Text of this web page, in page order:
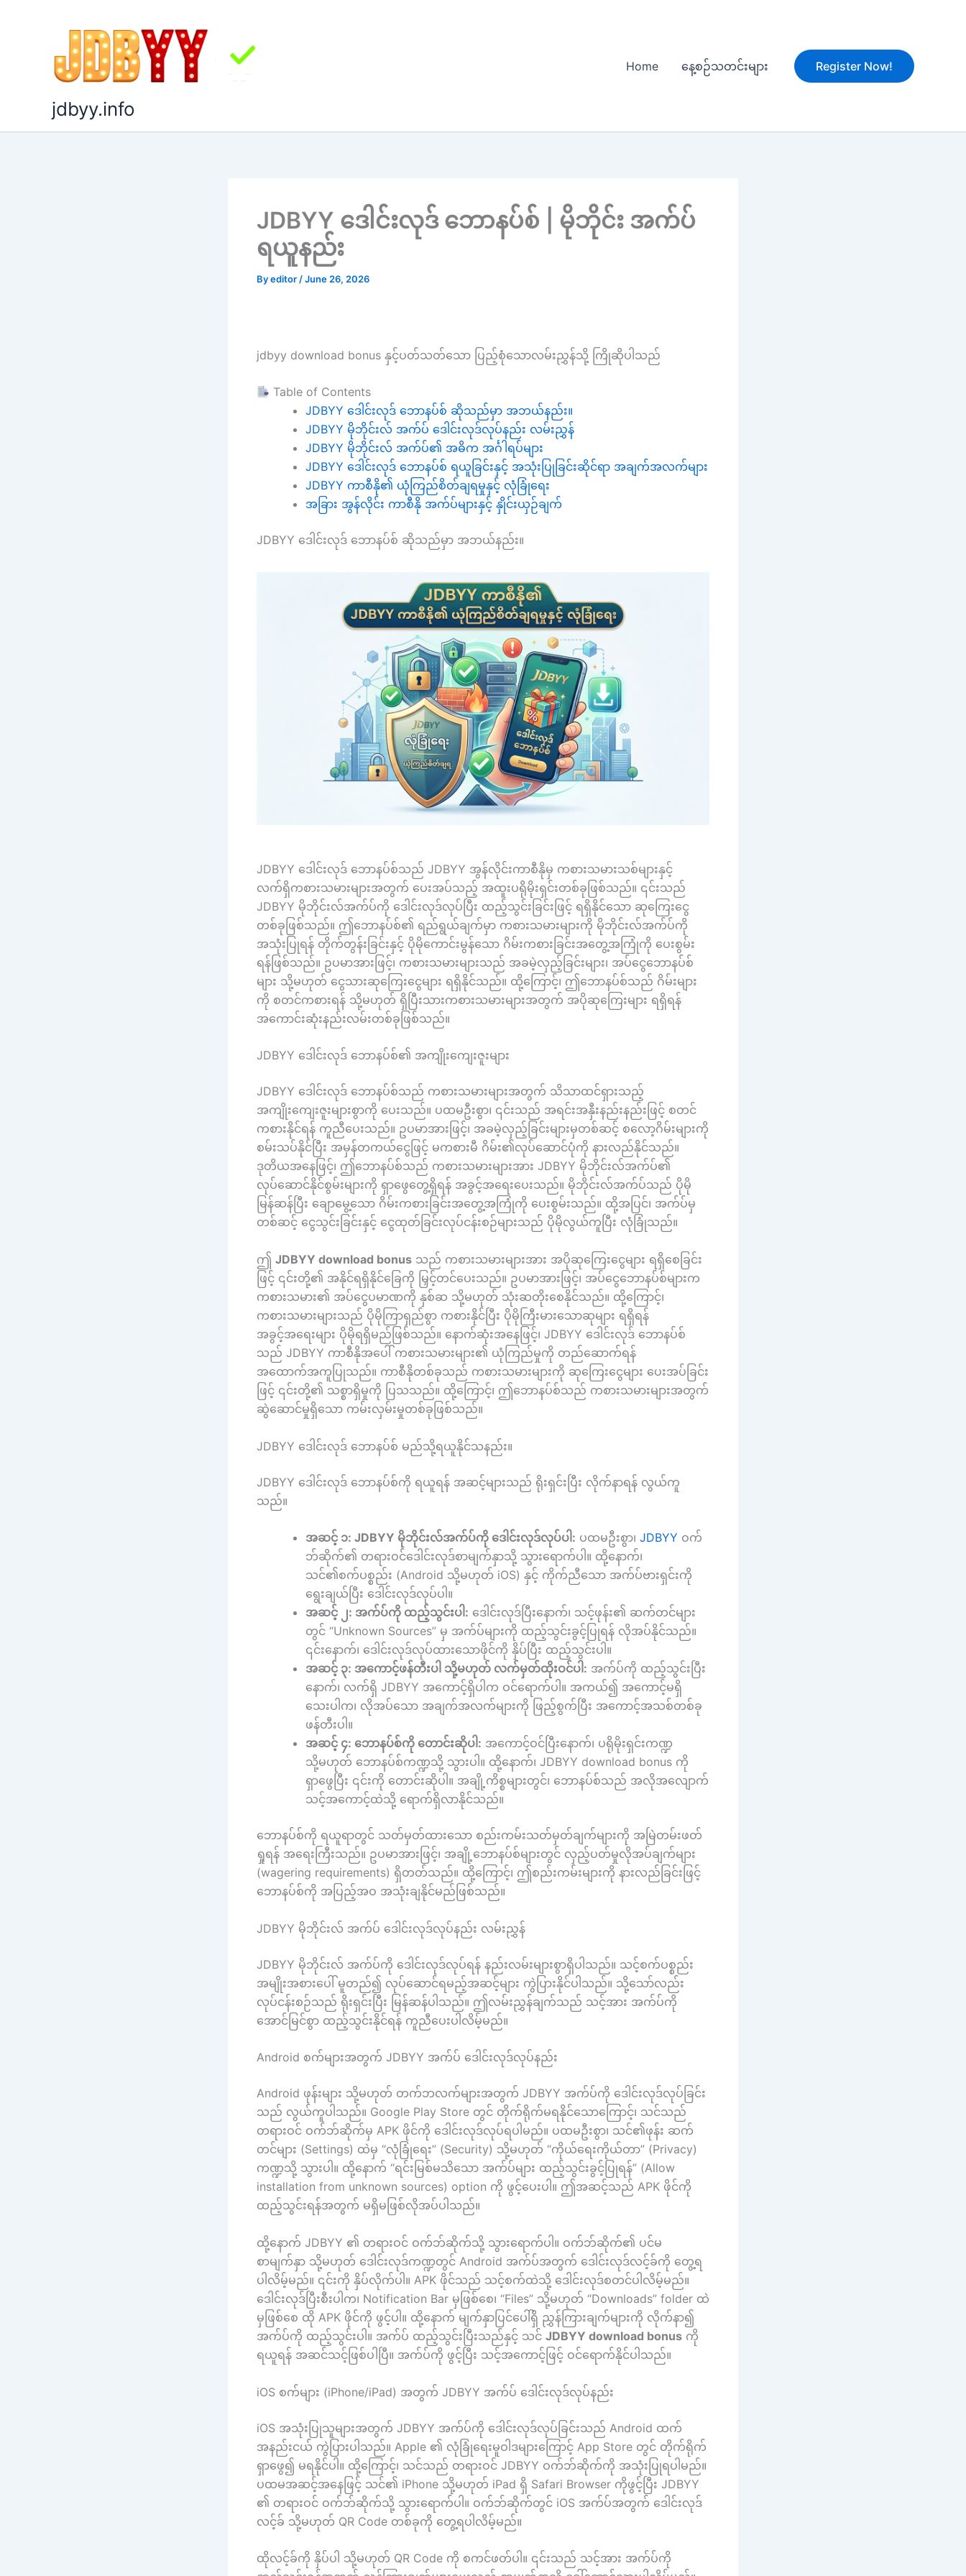
jdbyy.info
Home နေ့စဉ်သတင်းများ Register Now!
JDBYY ဒေါင်းလုဒ် ဘောနပ်စ် | မိုဘိုင်း အက်ပ်
ရယူနည်း
Byeditor /June 26, 2026
jdbyy download bonus နှင့်ပတ်သတ်သော ပြည့်စုံသောလမ်းညွှန်သို့ ကြိုဆိုပါသည်
Table of Contents
JDBYY ဒေါင်းလုဒ် ဘောနပ်စ် ဆိုသည်မှာ အဘယ်နည်း။
JDBYY မိုဘိုင်းလ် အက်ပ် ဒေါင်းလုဒ်လုပ်နည်း လမ်းညွှန်
JDBYY မိုဘိုင်းလ် အက်ပ်၏ အဓိက အင်္ဂါရပ်များ
JDBYY ဒေါင်းလုဒ် ဘောနပ်စ် ရယူခြင်းနှင့် အသုံးပြုခြင်းဆိုင်ရာ အချက်အလက်များ
JDBYY ကာစီနို၏ ယုံကြည်စိတ်ချရမှုနှင့် လုံခြုံရေး
အခြား အွန်လိုင်း ကာစီနို အက်ပ်များနှင့် နှိုင်းယှဉ်ချက်
JDBYY ဒေါင်းလုဒ် ဘောနပ်စ် ဆိုသည်မှာ အဘယ်နည်း။
JDBYY ဒေါင်းလုဒ် ဘောနပ်စ်သည် JDBYY အွန်လိုင်းကာစီနိုမှ ကစားသမားသစ်များနှင့်
လက်ရှိကစားသမားများအတွက် ပေးအပ်သည့် အထူးပရိုမိုးရှင်းတစ်ခုဖြစ်သည်။ ၎င်းသည်
JDBYY မိုဘိုင်းလ်အက်ပ်ကို ဒေါင်းလုဒ်လုပ်ပြီး ထည့်သွင်းခြင်းဖြင့် ရရှိနိုင်သော ဆုကြေးငွေ
တစ်ခုဖြစ်သည်။ ဤဘောနပ်စ်၏ ရည်ရွယ်ချက်မှာ ကစားသမားများကို မိုဘိုင်းလ်အက်ပ်ကို
အသုံးပြုရန် တိုက်တွန်းခြင်းနှင့် ပိုမိုကောင်းမွန်သော ဂိမ်းကစားခြင်းအတွေ့အကြုံကို ပေးစွမ်း
ရန်ဖြစ်သည်။ ဥပမာအားဖြင့်၊ ကစားသမားများသည် အခမဲ့လှည့်ခြင်းများ၊ အပ်ငွေဘောနပ်စ်
များ သို့မဟုတ် ငွေသားဆုကြေးငွေများ ရရှိနိုင်သည်။ ထို့ကြောင့်၊ ဤဘောနပ်စ်သည် ဂိမ်းများ
ကို စတင်ကစားရန် သို့မဟုတ် ရှိပြီးသားကစားသမားများအတွက် အပိုဆုကြေးများ ရရှိရန်
အကောင်းဆုံးနည်းလမ်းတစ်ခုဖြစ်သည်။
JDBYY ဒေါင်းလုဒ် ဘောနပ်စ်၏ အကျိုးကျေးဇူးများ
JDBYY ဒေါင်းလုဒ် ဘောနပ်စ်သည် ကစားသမားများအတွက် သိသာထင်ရှားသည့်
အကျိုးကျေးဇူးများစွာကို ပေးသည်။ ပထမဦးစွာ၊ ၎င်းသည် အရင်းအနှီးနည်းနည်းဖြင့် စတင်
ကစားနိုင်ရန် ကူညီပေးသည်။ ဥပမာအားဖြင့်၊ အခမဲ့လှည့်ခြင်းများမှတစ်ဆင့် စလော့ဂိမ်းများကို
စမ်းသပ်နိုင်ပြီး အမှန်တကယ်ငွေဖြင့် မကစားမီ ဂိမ်း၏လုပ်ဆောင်ပုံကို နားလည်နိုင်သည်။
ဒုတိယအနေဖြင့်၊ ဤဘောနပ်စ်သည် ကစားသမားများအား JDBYY မိုဘိုင်းလ်အက်ပ်၏
လုပ်ဆောင်နိုင်စွမ်းများကို ရှာဖွေတွေ့ရှိရန် အခွင့်အရေးပေးသည်။ မိုဘိုင်းလ်အက်ပ်သည် ပိုမို
မြန်ဆန်ပြီး ချောမွေ့သော ဂိမ်းကစားခြင်းအတွေ့အကြုံကို ပေးစွမ်းသည်။ ထို့အပြင်၊ အက်ပ်မှ
တစ်ဆင့် ငွေသွင်းခြင်းနှင့် ငွေထုတ်ခြင်းလုပ်ငန်းစဉ်များသည် ပိုမိုလွယ်ကူပြီး လုံခြုံသည်။
ဤ JDBYY download bonus သည် ကစားသမားများအား အပိုဆုကြေးငွေများ ရရှိစေခြင်း
ဖြင့် ၎င်းတို့၏ အနိုင်ရရှိနိုင်ခြေကို မြှင့်တင်ပေးသည်။ ဥပမာအားဖြင့်၊ အပ်ငွေဘောနပ်စ်များက
ကစားသမား၏ အပ်ငွေပမာဏကို နှစ်ဆ သို့မဟုတ် သုံးဆတိုးစေနိုင်သည်။ ထို့ကြောင့်၊
ကစားသမားများသည် ပိုမိုကြာရှည်စွာ ကစားနိုင်ပြီး ပိုမိုကြီးမားသောဆုများ ရရှိရန်
အခွင့်အရေးများ ပိုမိုရရှိမည်ဖြစ်သည်။ နောက်ဆုံးအနေဖြင့်၊ JDBYY ဒေါင်းလုဒ် ဘောနပ်စ်
သည် JDBYY ကာစီနိုအပေါ် ကစားသမားများ၏ ယုံကြည်မှုကို တည်ဆောက်ရန်
အထောက်အကူပြုသည်။ ကာစီနိုတစ်ခုသည် ကစားသမားများကို ဆုကြေးငွေများ ပေးအပ်ခြင်း
ဖြင့် ၎င်းတို့၏ သစ္စာရှိမှုကို ပြသသည်။ ထို့ကြောင့်၊ ဤဘောနပ်စ်သည် ကစားသမားများအတွက်
ဆွဲဆောင်မှုရှိသော ကမ်းလှမ်းမှုတစ်ခုဖြစ်သည်။
JDBYY ဒေါင်းလုဒ် ဘောနပ်စ် မည်သို့ရယူနိုင်သနည်း။
JDBYY ဒေါင်းလုဒ် ဘောနပ်စ်ကို ရယူရန် အဆင့်များသည် ရိုးရှင်းပြီး လိုက်နာရန် လွယ်ကူ
သည်။
အဆင့် ၁: JDBYY မိုဘိုင်းလ်အက်ပ်ကို ဒေါင်းလုဒ်လုပ်ပါ: ပထမဦးစွာ၊ JDBYY ဝက်
ဘ်ဆိုက်၏ တရားဝင်ဒေါင်းလုဒ်စာမျက်နှာသို့ သွားရောက်ပါ။ ထို့နောက်၊
သင်၏စက်ပစ္စည်း (Android သို့မဟုတ် iOS) နှင့် ကိုက်ညီသော အက်ပ်ဗားရှင်းကို
ရွေးချယ်ပြီး ဒေါင်းလုဒ်လုပ်ပါ။
အဆင့် ၂: အက်ပ်ကို ထည့်သွင်းပါ: ဒေါင်းလုဒ်ပြီးနောက်၊ သင့်ဖုန်း၏ ဆက်တင်များ
တွင် “Unknown Sources” မှ အက်ပ်များကို ထည့်သွင်းခွင့်ပြုရန် လိုအပ်နိုင်သည်။
၎င်းနောက်၊ ဒေါင်းလုဒ်လုပ်ထားသောဖိုင်ကို နှိပ်ပြီး ထည့်သွင်းပါ။
အဆင့် ၃: အကောင့်ဖန်တီးပါ သို့မဟုတ် လက်မှတ်ထိုးဝင်ပါ: အက်ပ်ကို ထည့်သွင်းပြီး
နောက်၊ လက်ရှိ JDBYY အကောင့်ရှိပါက ဝင်ရောက်ပါ။ အကယ်၍ အကောင့်မရှိ
သေးပါက၊ လိုအပ်သော အချက်အလက်များကို ဖြည့်စွက်ပြီး အကောင့်အသစ်တစ်ခု
ဖန်တီးပါ။
အဆင့် ၄: ဘောနပ်စ်ကို တောင်းဆိုပါ: အကောင့်ဝင်ပြီးနောက်၊ ပရိုမိုးရှင်းကဏ္ဍ
သို့မဟုတ် ဘောနပ်စ်ကဏ္ဍသို့ သွားပါ။ ထို့နောက်၊ JDBYY download bonus ကို
ရှာဖွေပြီး ၎င်းကို တောင်းဆိုပါ။ အချို့ကိစ္စများတွင်၊ ဘောနပ်စ်သည် အလိုအလျောက်
သင့်အကောင့်ထဲသို့ ရောက်ရှိလာနိုင်သည်။
ဘောနပ်စ်ကို ရယူရာတွင် သတ်မှတ်ထားသော စည်းကမ်းသတ်မှတ်ချက်များကို အမြဲတမ်းဖတ်
ရှုရန် အရေးကြီးသည်။ ဥပမာအားဖြင့်၊ အချို့ဘောနပ်စ်များတွင် လှည့်ပတ်မှုလိုအပ်ချက်များ
(wagering requirements) ရှိတတ်သည်။ ထို့ကြောင့်၊ ဤစည်းကမ်းများကို နားလည်ခြင်းဖြင့်
ဘောနပ်စ်ကို အပြည့်အဝ အသုံးချနိုင်မည်ဖြစ်သည်။
JDBYY မိုဘိုင်းလ် အက်ပ် ဒေါင်းလုဒ်လုပ်နည်း လမ်းညွှန်
JDBYY မိုဘိုင်းလ် အက်ပ်ကို ဒေါင်းလုဒ်လုပ်ရန် နည်းလမ်းများစွာရှိပါသည်။ သင့်စက်ပစ္စည်း
အမျိုးအစားပေါ် မူတည်၍ လုပ်ဆောင်ရမည့်အဆင့်များ ကွဲပြားနိုင်ပါသည်။ သို့သော်လည်း
လုပ်ငန်းစဉ်သည် ရိုးရှင်းပြီး မြန်ဆန်ပါသည်။ ဤလမ်းညွှန်ချက်သည် သင့်အား အက်ပ်ကို
အောင်မြင်စွာ ထည့်သွင်းနိုင်ရန် ကူညီပေးပါလိမ့်မည်။
Android စက်များအတွက် JDBYY အက်ပ် ဒေါင်းလုဒ်လုပ်နည်း
Android ဖုန်းများ သို့မဟုတ် တက်ဘလက်များအတွက် JDBYY အက်ပ်ကို ဒေါင်းလုဒ်လုပ်ခြင်း
သည် လွယ်ကူပါသည်။ Google Play Store တွင် တိုက်ရိုက်မရနိုင်သောကြောင့်၊ သင်သည်
တရားဝင် ဝက်ဘ်ဆိုက်မှ APK ဖိုင်ကို ဒေါင်းလုဒ်လုပ်ရပါမည်။ ပထမဦးစွာ၊ သင်၏ဖုန်း ဆက်
တင်များ (Settings) ထဲမှ “လုံခြုံရေး” (Security) သို့မဟုတ် “ကိုယ်ရေးကိုယ်တာ” (Privacy)
ကဏ္ဍသို့ သွားပါ။ ထို့နောက် “ရင်းမြစ်မသိသော အက်ပ်များ ထည့်သွင်းခွင့်ပြုရန်” (Allow
installation from unknown sources) option ကို ဖွင့်ပေးပါ။ ဤအဆင့်သည် APK ဖိုင်ကို
ထည့်သွင်းရန်အတွက် မရှိမဖြစ်လိုအပ်ပါသည်။
ထို့နောက် JDBYY ၏ တရားဝင် ဝက်ဘ်ဆိုက်သို့ သွားရောက်ပါ။ ဝက်ဘ်ဆိုက်၏ ပင်မ
စာမျက်နှာ သို့မဟုတ် ဒေါင်းလုဒ်ကဏ္ဍတွင် Android အက်ပ်အတွက် ဒေါင်းလုဒ်လင့်ခ်ကို တွေ့ရ
ပါလိမ့်မည်။ ၎င်းကို နှိပ်လိုက်ပါ။ APK ဖိုင်သည် သင့်စက်ထဲသို့ ဒေါင်းလုဒ်စတင်ပါလိမ့်မည်။
ဒေါင်းလုဒ်ပြီးစီးပါက၊ Notification Bar မှဖြစ်စေ၊ “Files” သို့မဟုတ် “Downloads” folder ထဲ
မှဖြစ်စေ ထို APK ဖိုင်ကို ဖွင့်ပါ။ ထို့နောက် မျက်နှာပြင်ပေါ်ရှိ ညွှန်ကြားချက်များကို လိုက်နာ၍
အက်ပ်ကို ထည့်သွင်းပါ။ အက်ပ် ထည့်သွင်းပြီးသည်နှင့် သင် JDBYY download bonus ကို
ရယူရန် အဆင်သင့်ဖြစ်ပါပြီ။ အက်ပ်ကို ဖွင့်ပြီး သင့်အကောင့်ဖြင့် ဝင်ရောက်နိုင်ပါသည်။
iOS စက်များ (iPhone/iPad) အတွက် JDBYY အက်ပ် ဒေါင်းလုဒ်လုပ်နည်း
iOS အသုံးပြုသူများအတွက် JDBYY အက်ပ်ကို ဒေါင်းလုဒ်လုပ်ခြင်းသည် Android ထက်
အနည်းငယ် ကွဲပြားပါသည်။ Apple ၏ လုံခြုံရေးမူဝါဒများကြောင့် App Store တွင် တိုက်ရိုက်
ရှာဖွေ၍ မရနိုင်ပါ။ ထို့ကြောင့်၊ သင်သည် တရားဝင် JDBYY ဝက်ဘ်ဆိုက်ကို အသုံးပြုရပါမည်။
ပထမအဆင့်အနေဖြင့် သင်၏ iPhone သို့မဟုတ် iPad ရှိ Safari Browser ကိုဖွင့်ပြီး JDBYY
၏ တရားဝင် ဝက်ဘ်ဆိုက်သို့ သွားရောက်ပါ။ ဝက်ဘ်ဆိုက်တွင် iOS အက်ပ်အတွက် ဒေါင်းလုဒ်
လင့်ခ် သို့မဟုတ် QR Code တစ်ခုကို တွေ့ရပါလိမ့်မည်။
ထိုလင့်ခ်ကို နှိပ်ပါ သို့မဟုတ် QR Code ကို စကင်ဖတ်ပါ။ ၎င်းသည် သင့်အား အက်ပ်ကို